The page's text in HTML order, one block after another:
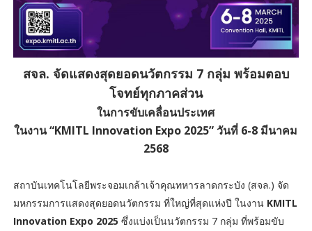
สจล. จัดแสดงสุดยอดนวัตกรรม 7 กลุ่ม พร้อมตอบ
โจทย์ทุกภาคส่วน
ในการขับเคลื่อนประเทศ
ในงาน “KMITL Innovation Expo 2025” วันที่ 6-8 มีนาคม
2568
สถาบันเทคโนโลยีพระจอมเกล้าเจ้าคุณทหารลาดกระบัง (สจล.) จัด
มหกรรมการแสดงสุดยอดนวัตกรรม ที่ใหญ่ที่สุดแห่งปี ในงานKMITL
Innovation Expo 2025 ซึ่งแบ่งเป็นนวัตกรรม 7 กลุ่ม ที่พร้อมขับ